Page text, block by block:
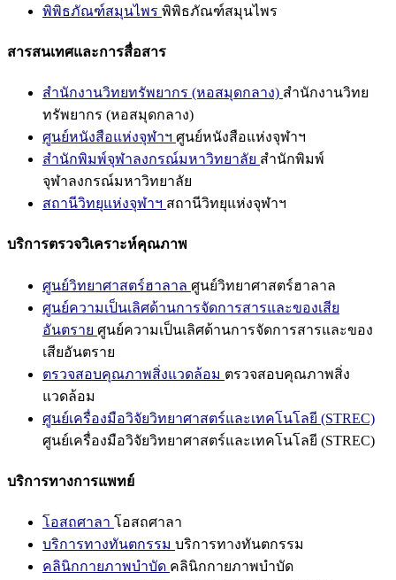
พิพิธภัณฑ์สมุนไพร พิพิธภัณฑ์สมุนไพร
สารสนเทศและการสื่อสาร
สำนักงานวิทยทรัพยากร (หอสมุดกลาง) สำนักงานวิทย
ทรัพยากร (หอสมุดกลาง)
ศูนย์หนังสือแห่งจุฬาฯ ศูนย์หนังสือแห่งจุฬาฯ
สำนักพิมพ์จุฬาลงกรณ์มหาวิทยาลัย สำนักพิมพ์
จุฬาลงกรณ์มหาวิทยาลัย
สถานีวิทยุแห่งจุฬาฯ สถานีวิทยุแห่งจุฬาฯ
บริการตรวจวิเคราะห์คุณภาพ
ศูนย์วิทยาศาสตร์ฮาลาล ศูนย์วิทยาศาสตร์ฮาลาล
ศูนย์ความเป็นเลิศด้านการจัดการสารและของเสีย
อันตราย ศูนย์ความเป็นเลิศด้านการจัดการสารและของ
เสียอันตราย
ตรวจสอบคุณภาพสิ่งแวดล้อม ตรวจสอบคุณภาพสิ่ง
แวดล้อม
ศูนย์เครื่องมือวิจัยวิทยาศาสตร์และเทคโนโลยี (STREC)
ศูนย์เครื่องมือวิจัยวิทยาศาสตร์และเทคโนโลยี (STREC)
บริการทางการแพทย์
โอสถศาลา โอสถศาลา
บริการทางทันตกรรม บริการทางทันตกรรม
คลินิกกายภาพบำบัด คลินิกกายภาพบำบัด